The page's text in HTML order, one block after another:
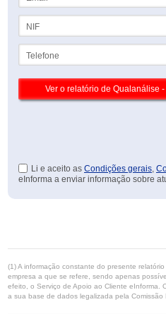
Li e aceito as Condições gerais,
eInforma a enviar informação sobre
(1) A informação constante do presente
empresa a que se refere, sendo apenas
efeito, o Serviço de Apoio ao Cliente eInforma.
a sua base de dados legalizada pela